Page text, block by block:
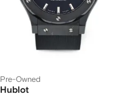
Pre-Owned
Hublot